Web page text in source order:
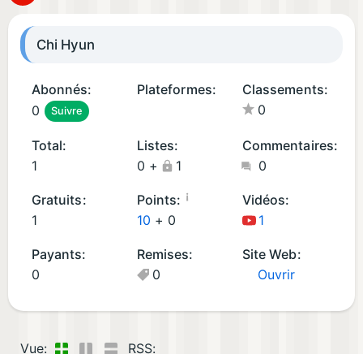
Chi Hyun
Abonnés:
0
Suivre
Plateformes:
d
r
oi
d
e
u
(1
Classements:
0
Total:
1
Listes:
0 + 1
Commentaires:
0
Gratuits:
1
Points: ¡
10 + 0
Vidéos:
1
Payants:
0
Remises:
0
Site Web:
Ouvrir
Vue: RSS: